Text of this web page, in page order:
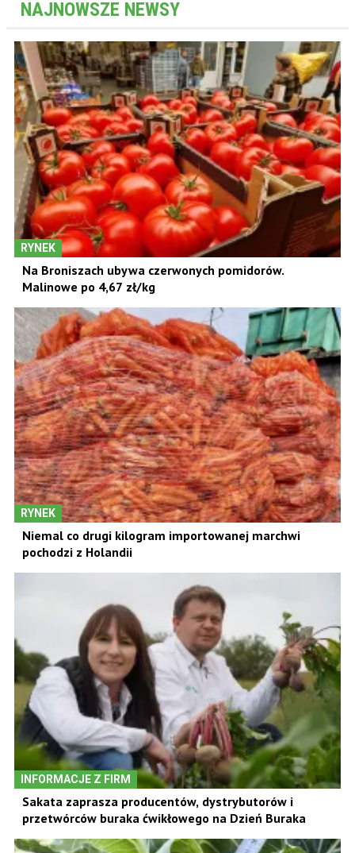
NAJNOWSZE NEWSY
RYNEK
Na Broniszach ubywa czerwonych pomidorów.
Malinowe po 4,67 zł/kg
RYNEK
Niemal co drugi kilogram importowanej marchwi
pochodzi z Holandii
INFORMACJE Z FIRM
Sakata zaprasza producentów, dystrybutorów i
przetwórców buraka ćwikłowego na Dzień Buraka